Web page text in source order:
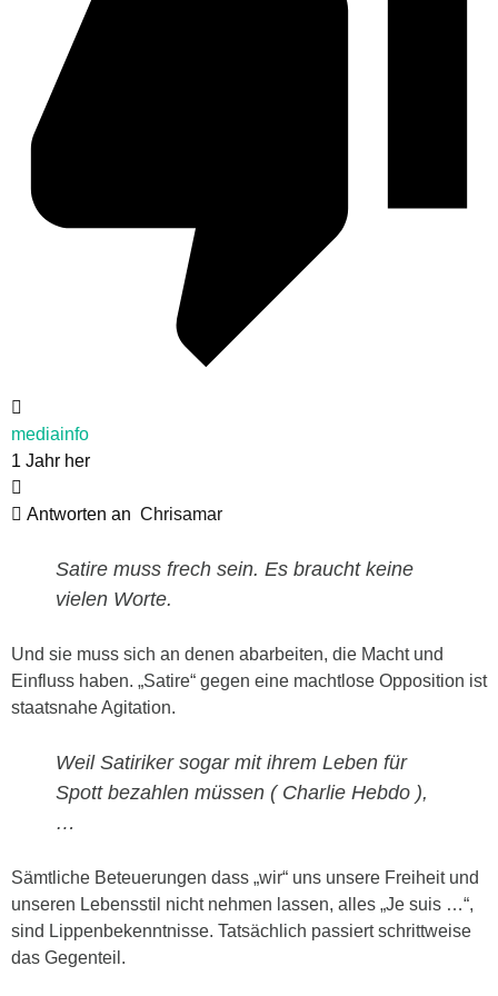
mediainfo
1 Jahr her
Antworten an Chrisamar
Satire muss frech sein. Es braucht keine
vielen Worte.
Und sie muss sich an denen abarbeiten, die Macht und
Einfluss haben. „Satire“ gegen eine machtlose Opposition ist
staatsnahe Agitation.
Weil Satiriker sogar mit ihrem Leben für
Spott bezahlen müssen ( Charlie Hebdo ),
…
Sämtliche Beteuerungen dass „wir“ uns unsere Freiheit und
unseren Lebensstil nicht nehmen lassen, alles „Je suis …“,
sind Lippenbekenntnisse. Tatsächlich passiert schrittweise
das Gegenteil.